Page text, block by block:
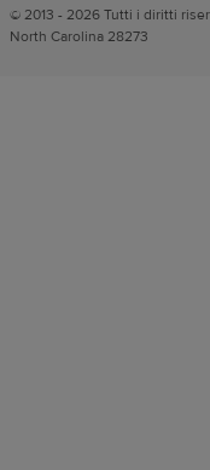
© 2013 - 2026 Tutti i diritti
North Carolina 28273